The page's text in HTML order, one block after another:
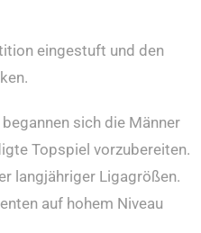
eingestuft und den
sich die Männer
Topspiel vorzubereiten.
langjähriger Ligagrößen.
auf hohem Niveau